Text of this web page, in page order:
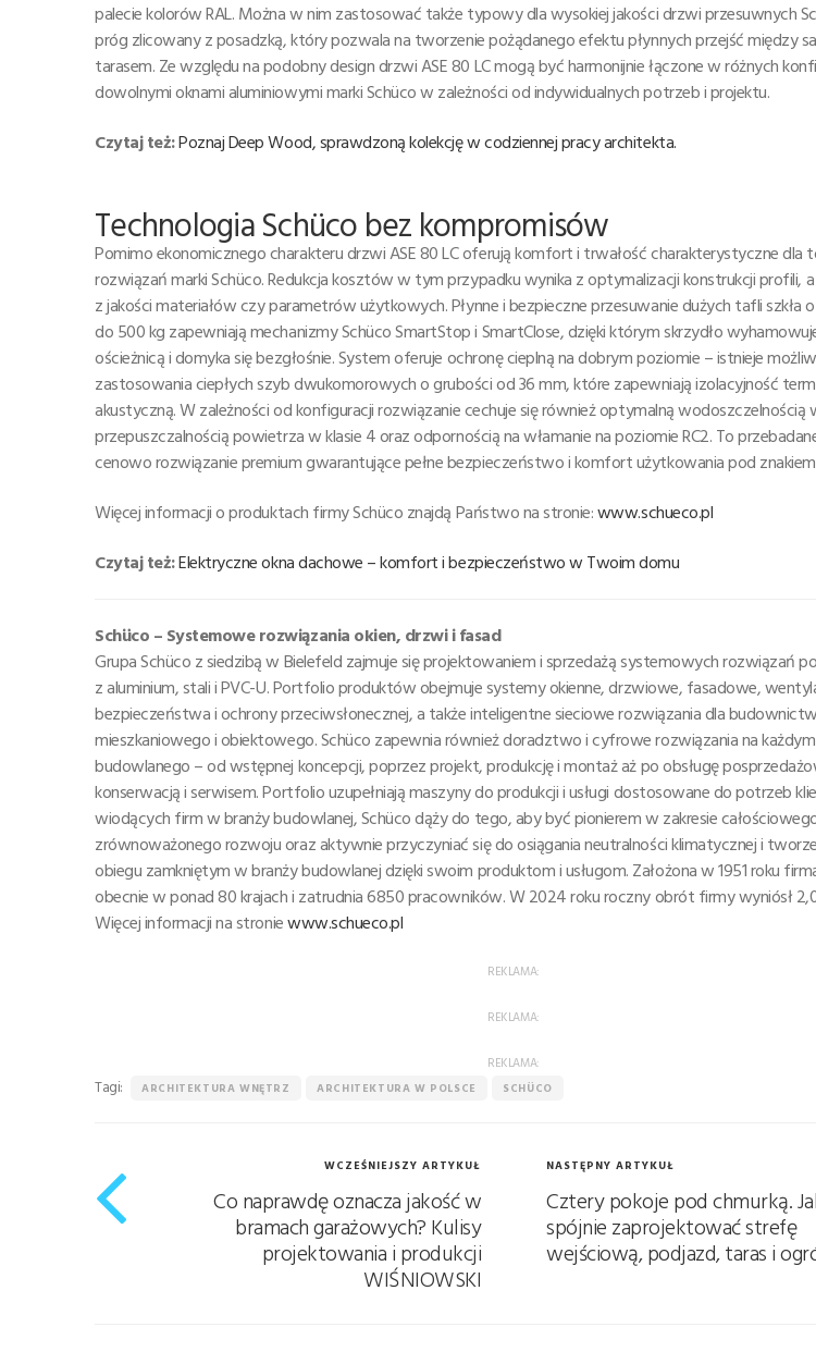
palecie kolorów RAL. Można w nim zastosować także typowy dla wysokiej jakości drzwi przesuwnych
próg zlicowany z posadzką, który pozwala na tworzenie pożądanego efektu płynnych przejść między
tarasem. Ze względu na podobny design drzwi ASE 80 LC mogą być harmonijnie łączone w różnych
dowolnymi oknami aluminiowymi marki Schüco w zależności od indywidualnych potrzeb i projektu.
Czytaj też:Poznaj Deep Wood, sprawdzoną kolekcję w codziennej pracy architekta.
Technologia Schüco bez kompromisów
Pomimo ekonomicznego charakteru drzwi ASE 80 LC oferują komfort i trwałość charakterystyczne dla
rozwiązań marki Schüco. Redukcja kosztów w tym przypadku wynika z optymalizacji konstrukcji profili,
z jakości materiałów czy parametrów użytkowych. Płynne i bezpieczne przesuwanie dużych tafli szkła
do 500 kg zapewniają mechanizmy Schüco SmartStop i SmartClose, dzięki którym skrzydło
ościeżnicą i domyka się bezgłośnie. System oferuje ochronę cieplną na dobrym poziomie – istnieje
zastosowania ciepłych szyb dwukomorowych o grubości od 36 mm, które zapewniają izolacyjność
akustyczną. W zależności od konfiguracji rozwiązanie cechuje się również optymalną wodoszczelnością
przepuszczalnością powietrza w klasie 4 oraz odpornością na włamanie na poziomie RC2. To
cenowo rozwiązanie premium gwarantujące pełne bezpieczeństwo i komfort użytkowania pod znakiem
Więcej informacji o produktach firmy Schüco znajdą Państwo na stronie:www.schueco.pl
Czytaj też:Elektryczne okna dachowe – komfort i bezpieczeństwo w Twoim domu
Schüco – Systemowe rozwiązania okien, drzwi i fasad
Grupa Schüco z siedzibą w Bielefeld zajmuje się projektowaniem i sprzedażą systemowych rozwiązań
z aluminium, stali i PVC-U. Portfolio produktów obejmuje systemy okienne, drzwiowe, fasadowe,
bezpieczeństwa i ochrony przeciwsłonecznej, a także inteligentne sieciowe rozwiązania dla
mieszkaniowego i obiektowego. Schüco zapewnia również doradztwo i cyfrowe rozwiązania na
budowlanego – od wstępnej koncepcji, poprzez projekt, produkcję i montaż aż po obsługę
konserwacją i serwisem. Portfolio uzupełniają maszyny do produkcji i usługi dostosowane do potrzeb
wiodących firm w branży budowlanej, Schüco dąży do tego, aby być pionierem w zakresie
zrównoważonego rozwoju oraz aktywnie przyczyniać się do osiągania neutralności klimatycznej i
obiegu zamkniętym w branży budowlanej dzięki swoim produktom i usługom. Założona w 1951 roku
obecnie w ponad 80 krajach i zatrudnia 6850 pracowników. W 2024 roku roczny obrót firmy wyniósł
Więcej informacji na stroniewww.schueco.pl
REKLAMA:
REKLAMA:
REKLAMA:
Tagi: ARCHITEKTURA WNĘTRZ ARCHITEKTURA W POLSCE SCHÜCO
WCZEŚNIEJSZY ARTYKUŁ
Co naprawdę oznacza jakość w
bramach garażowych? Kulisy
projektowania i produkcji
WIŚNIOWSKI
NASTĘPNY ARTYKUŁ
Cztery pokoje pod chmurką.
spójnie zaprojektować strefę
wejściową, podjazd, taras i